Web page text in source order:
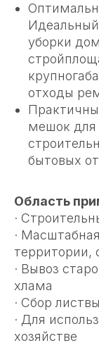
уборки
отходы
мешок для
бытовых
Область
·
·
территории,
· Вывоз
хлама
· Сбор
· Для
хозяйстве